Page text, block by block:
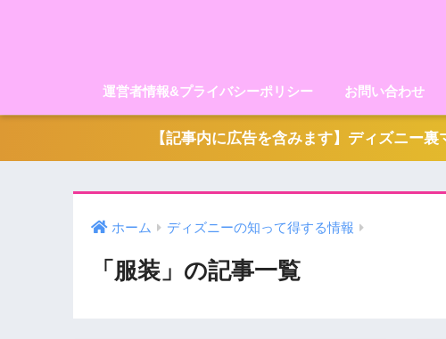
運営者情報&プライバシーポリシー お問い合わせ
【記事内に広告を含みます】ディズニー
ホーム ディズニーの知って得する情報
「服装」の記事一覧